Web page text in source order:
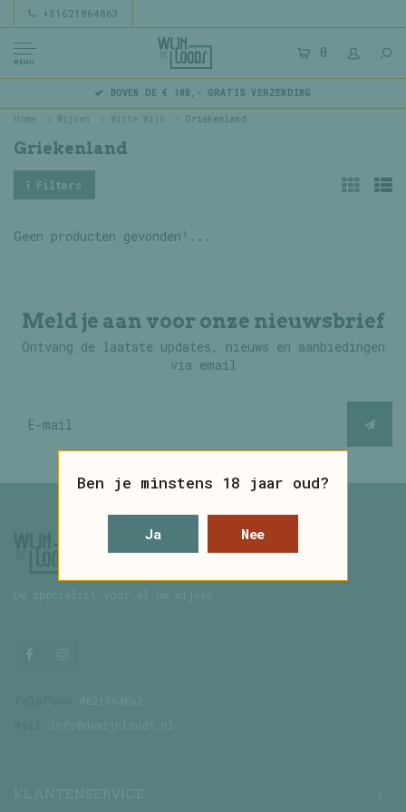
+31621864863
MENU
0
BOVEN DE € 100,- GRATIS VERZENDING
Home Wijnen Witte Wijn Griekenland
Griekenland
Filters
Geen producten gevonden!...
Meld je aan voor onze nieuwsbrief
Ontvang de laatste updates, nieuws en aanbiedingen
via email
De specialist voor al uw wijnen
0621864863
info@dewijnloods.nl
KLANTENSERVICE
Ben je minstens 18 jaar oud?
Ja Nee